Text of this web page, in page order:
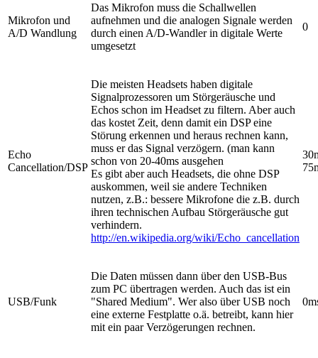
Mikrofon und
A/D Wandlung
Das Mikrofon muss die Schallwellen
aufnehmen und die analogen Signale werden
durch einen A/D-Wandler in digitale Werte
umgesetzt
0
Echo
Cancellation/DSP
Die meisten Headsets haben digitale
Signalprozessoren um Störgeräusche und
Echos schon im Headset zu filtern. Aber auch
das kostet Zeit, denn damit ein DSP eine
Störung erkennen und heraus rechnen kann,
muss er das Signal verzögern. (man kann
schon von 20-40ms ausgehen
Es gibt aber auch Headsets, die ohne DSP
auskommen, weil sie andere Techniken
nutzen, z.B.: bessere Mikrofone die z.B. durch
ihren technischen Aufbau Störgeräusche gut
verhindern.
http://en.wikipedia.org/wiki/Echo_cancellation
USB/Funk
Die Daten müssen dann über den USB-Bus
zum PC übertragen werden. Auch das ist ein
"Shared Medium". Wer also über USB noch
eine externe Festplatte o.ä. betreibt, kann hier
mit ein paar Verzögerungen rechnen.